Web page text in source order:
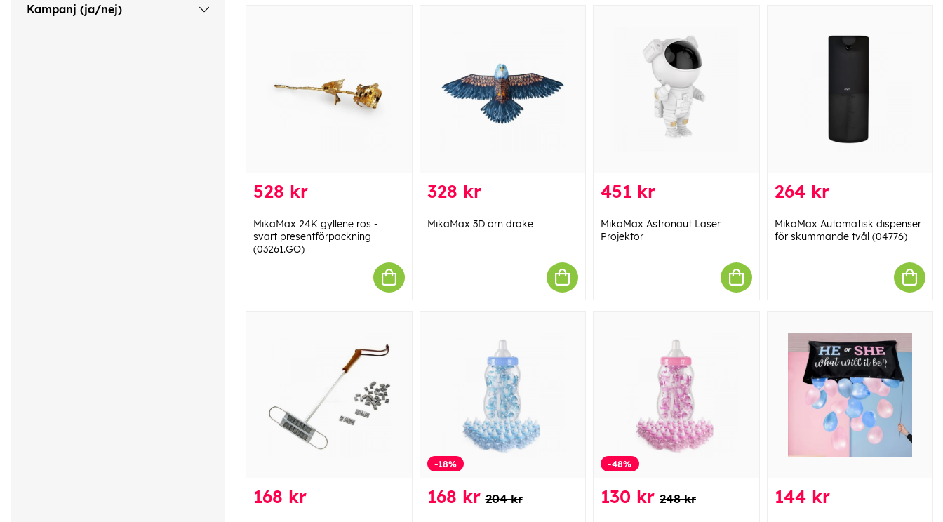
Kampanj (ja/nej)
528 kr
MikaMax 24K gyllene ros -
svart presentförpackning
(03261.GO)
328 kr
MikaMax 3D örn drake
451 kr
MikaMax Astronaut Laser
Projektor
264 kr
MikaMax Automatisk dispenser
för skummande tvål (04776)
168 kr
-18%
168 kr 204 kr
-48%
130 kr 248 kr 144 kr